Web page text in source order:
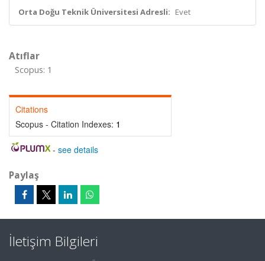
Orta Doğu Teknik Üniversitesi Adresli: Evet
Atıflar
Scopus: 1
Citations
Scopus - Citation Indexes: 1
- see details
Paylaş
İletişim Bilgileri